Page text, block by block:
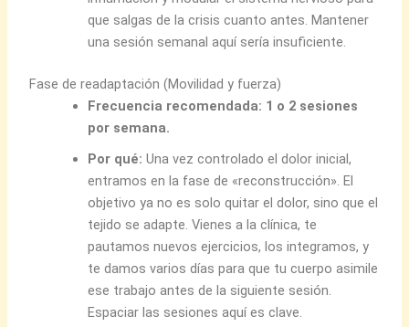
que salgas de la crisis cuanto antes. Mantener
una sesión semanal aquí sería insuficiente.
Fase de readaptación (Movilidad y fuerza)
Frecuencia recomendada: 1 o 2 sesiones
por semana.
Por qué: Una vez controlado el dolor inicial,
entramos en la fase de «reconstrucción». El
objetivo ya no es solo quitar el dolor, sino que el
tejido se adapte. Vienes a la clínica, te
pautamos nuevos ejercicios, los integramos, y
te damos varios días para que tu cuerpo asimile
ese trabajo antes de la siguiente sesión.
Espaciar las sesiones aquí es clave.